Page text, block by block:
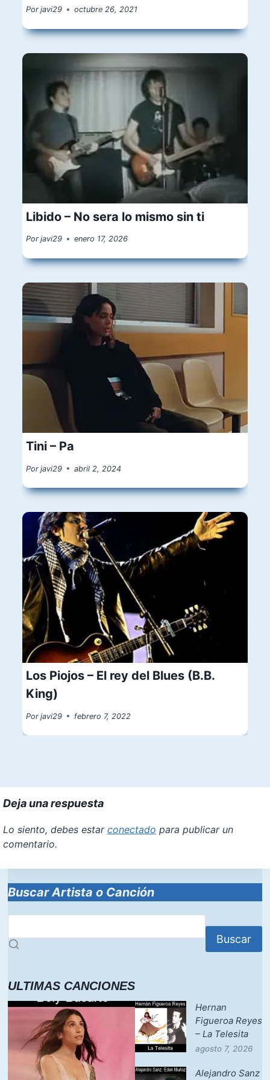
Por javi29 octubre 26, 2021
Libido – No sera lo mismo sin ti
Por javi29 enero 17, 2026
Tini – Pa
Por javi29 abril 2, 2024
Los Piojos – El rey del Blues (B.B.
King)
Por javi29 febrero 7, 2022
Deja una respuesta
Lo siento, debes estar conectado para publicar un
comentario.
Buscar Artista o Canción
Buscar
ULTIMAS CANCIONES
Hernan
Figueroa Reyes
– La Telesita
agosto 7, 2026
Alejandro Sanz